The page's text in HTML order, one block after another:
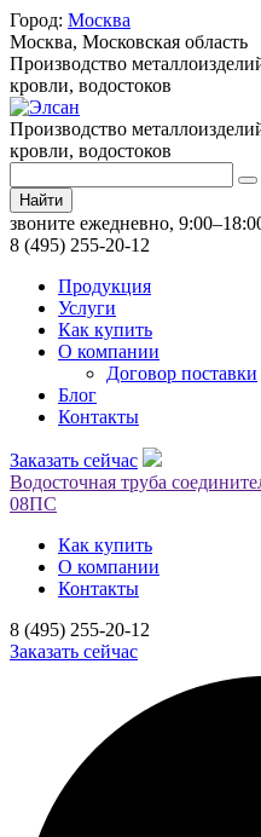
Город: Москва
Москва, Московская область
Производство
кровли, водостоков
Производство
кровли, водостоков
Найти
звоните ежедневно,
8 (495) 255-20-12
Продукция
Услуги
Как купить
О компании
Договор поставки
Блог
Контакты
Заказать сейчас
Водосточная труба
08ПС
Как купить
О компании
Контакты
8 (495) 255-20-12
Заказать сейчас